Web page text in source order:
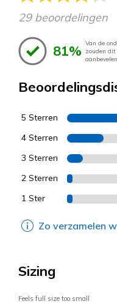
29 beoordelingen
81% Van de
zouden
5 Sterren
4 Sterren
3 Sterren
2 Sterren
1 Ster
Zo verzamelen
Sizing
Feels full size too small